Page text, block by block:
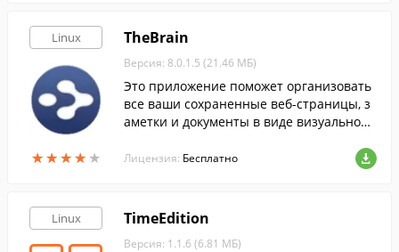
Linux
★★★★ ★
★★★★ ★
TheBrain
Версия: 8.0.1.5 (21.46 МБ)
Это приложение поможет организовать
все ваши сохраненные веб-страницы, з
аметки и документы в виде визуальной
Лицензия: Бесплатно
Linux TimeEdition
Версия: 1.1.6 (6.81 МБ)